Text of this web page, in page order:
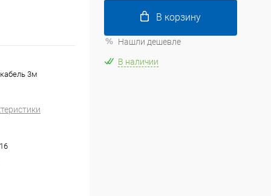
3м
В корзину
Нашли дешевле
В наличии